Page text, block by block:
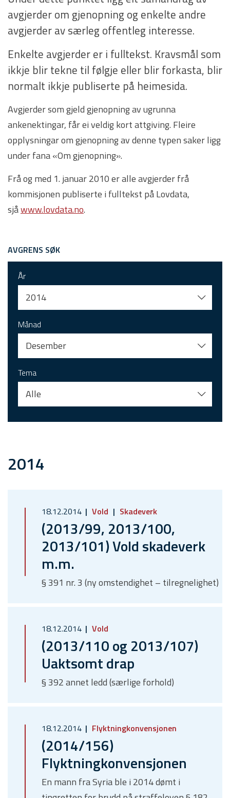
avgjerder om gjenopning og enkelte andre
avgjerder av særleg offentleg interesse.
Enkelte avgjerder er i fulltekst. Kravsmål som
ikkje blir tekne til følgje eller blir forkasta, blir
normalt ikkje publiserte på heimesida.
Avgjerder som gjeld gjenopning av ugrunna
ankenektingar, får ei veldig kort attgiving. Fleire
opplysningar om gjenopning av denne typen saker ligg
under fana «Om gjenopning».
Frå og med 1. januar 2010 er alle avgjerder frå
kommisjonen publiserte i fulltekst på Lovdata,
sjåwww.lovdata.no.
AVGRENS SØK
År
2014
Månad
Desember
Tema
Alle
2014
18.12.2014 Vold Skadeverk
(2013/99, 2013/100,
2013/101) Vold skadeverk
m.m.
§ 391 nr. 3 (ny omstendighet – tilregnelighet)
18.12.2014 Vold
(2013/110 og 2013/107)
Uaktsomt drap
§ 392 annet ledd (særlige forhold)
18.12.2014 Flyktningkonvensjonen
(2014/156)
Flyktningkonvensjonen
En mann fra Syria ble i 2014 dømt i